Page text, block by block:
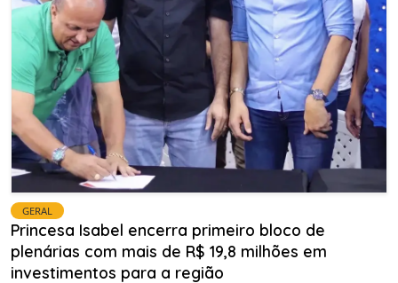
GERAL
Princesa Isabel encerra primeiro bloco de
plenárias com mais de R$ 19,8 milhões em
investimentos para a região